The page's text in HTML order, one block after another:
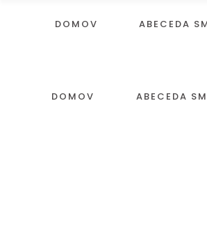
DOMOV ABECEDA
DOMOV ABECEDA